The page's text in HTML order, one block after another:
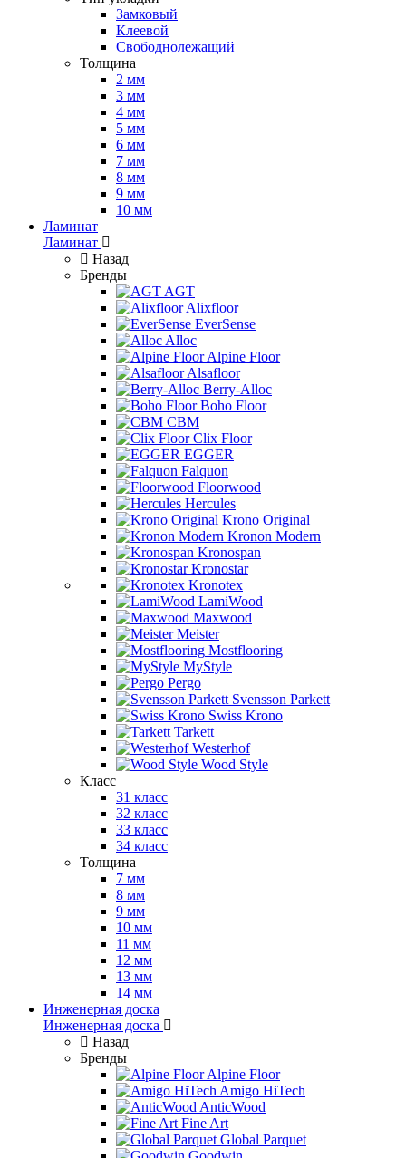
Замковый
Клеевой
Свободнолежащий
Толщина
2 мм
3 мм
4 мм
5 мм
6 мм
7 мм
8 мм
9 мм
10 мм
Ламинат
Ламинат
Назад
Бренды
AGT
Alixfloor
EverSense
Alloc
Alpine Floor
Alsafloor
Berry-Alloc
Boho Floor
CBM
Clix Floor
EGGER
Falquon
Floorwood
Hercules
Krono Original
Kronon Modern
Kronospan
Kronostar
Kronotex
LamiWood
Maxwood
Meister
Mostflooring
MyStyle
Pergo
Svensson Parkett
Swiss Krono
Tarkett
Westerhof
Wood Style
Класс
31 класс
32 класс
33 класс
34 класс
Толщина
7 мм
8 мм
9 мм
10 мм
11 мм
12 мм
13 мм
14 мм
Инженерная доска
Инженерная доска
Назад
Бренды
Alpine Floor
Amigo HiTech
AnticWood
Fine Art
Global Parquet